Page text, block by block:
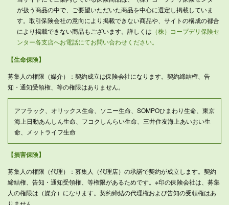
が扱う商品の中で、ご要望いただいた商品を中心に選定し掲載していま
す。取引保険会社の意向により掲載できない商品や、サイトの構成の都合
により掲載できない商品もございます。詳しくは （株）コープデリ保険セ
ンター各支店へお電話にてお問い合わせください。
【生命保険】
募集人の権限（媒介）：契約成立は保険会社になります。契約締結権、告
知・通知受領権、等の権限はありません。
アフラック、オリックス生命、ソニー生命、SOMPOひまわり生命、東京
海上日動あんしん生命、フコクしんらい生命、三井住友海上あいおい生
命、メットライフ生命
【損害保険】
募集人の権限（代理）：募集人（代理店）の承諾で契約が成立します。契約
締結権、告知・通知受領権、等権限があるためです。※印の保険会社は、募集
人の権限は（媒介）になります。契約締結の代理権および告知の受領権はあ
りません。